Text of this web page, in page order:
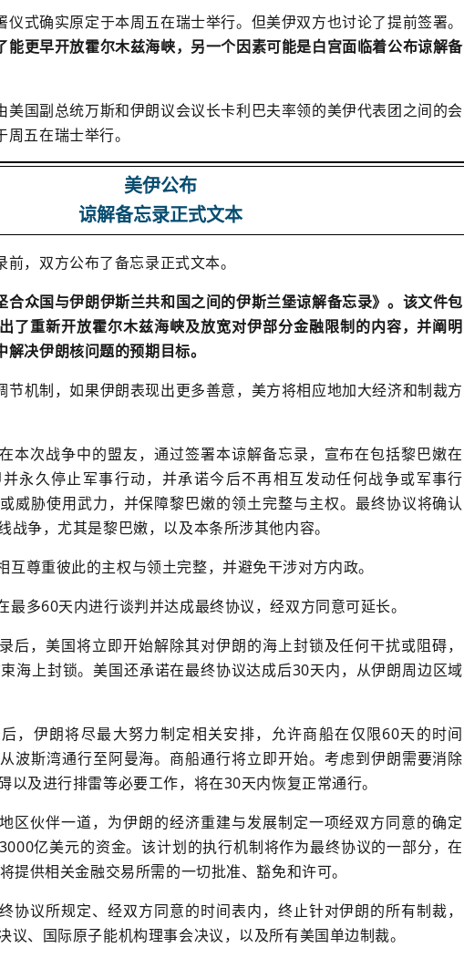
式确实原定于本周五在瑞士举行。但美伊双方也讨论了提前签署。
能更早开放霍尔木兹海峡，另一个因素可能是白宫面临着公布谅解备
美国副总统万斯和伊朗议会议长卡利巴夫率领的美伊代表团之间的会
五在瑞士举行。
美伊公布
谅解备忘录正式文本
，双方公布了备忘录正式文本。
合众国与伊朗伊斯兰共和国之间的伊斯兰堡谅解备忘录》。该文件包
了重新开放霍尔木兹海峡及放宽对伊部分金融限制的内容，并阐明
决伊朗核问题的预期目标。
节机制，如果伊朗表现出更多善意，美方将相应地加大经济和制裁方
本次战争中的盟友，通过签署本谅解备忘录，宣布在包括黎巴嫩在
永久停止军事行动，并承诺今后不再相互发动任何战争或军事行
威胁使用武力，并保障黎巴嫩的领土完整与主权。最终协议将确认
战争，尤其是黎巴嫩，以及本条所涉其他内容。
互尊重彼此的主权与领土完整，并避免干涉对方内政。
最多60天内进行谈判并达成最终协议，经双方同意可延长。
后，美国将立即开始解除其对伊朗的海上封锁及任何干扰或阻碍，
海上封锁。美国还承诺在最终协议达成后30天内，从伊朗周边区域
，伊朗将尽最大努力制定相关安排，允许商船在仅限60天的时间
波斯湾通行至阿曼海。商船通行将立即开始。考虑到伊朗需要消除
以及进行排雷等必要工作，将在30天内恢复正常通行。
区伙伴一道， 为伊朗的经济重建与发展制定一项经双方同意的确定
亿美元的资金。该计划的执行机制将作为最终协议的一部分，在
提供相关金融交易所需的一切批准、豁免和许可。
协议所规定、经双方同意的时间表内，终止针对伊朗的所有制裁，
议、 国际原子能机构理事会决议，以及所有美国单边制裁。